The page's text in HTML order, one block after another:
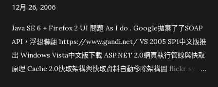
12月 26, 2006
Java SE 6 + Firefox 2 UI 問題 As I do . Google拋棄了了SOAP
API，浮想聯翩 https://www.gandi.net/ VS 2005 SP1中文版推
出 Windows Vista中文版下載 ASP.NET 2.0網頁執行管線與快取
原理 Cache 2.0快取架構與快取資料自動移除架構圖 flickr sync